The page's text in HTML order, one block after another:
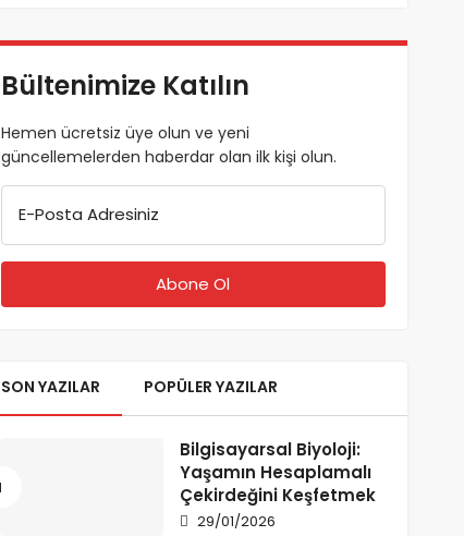
Bültenimize Katılın
Hemen ücretsiz üye olun ve yeni
güncellemelerden haberdar olan ilk kişi olun.
E-Posta Adresiniz
SON YAZILAR POPÜLER YAZILAR
Bilgisayarsal Biyoloji:
Yaşamın Hesaplamalı
Çekirdeğini Keşfetmek
29/01/2026